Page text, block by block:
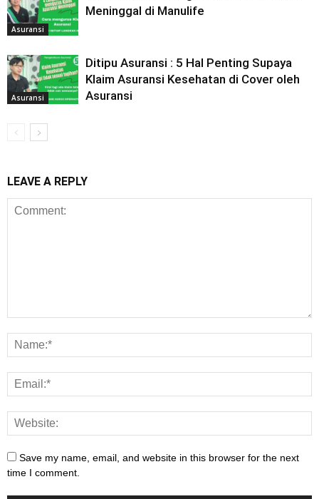
Asuransi
Meninggal di Manulife
Asuransi
Ditipu Asuransi : 5 Hal Penting Supaya
Klaim Asuransi Kesehatan di Cover oleh
Asuransi
LEAVE A REPLY
Save my name, email, and website in this browser for the next
time I comment.